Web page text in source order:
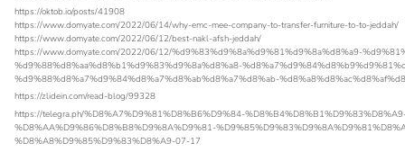
https://oktob.io/posts/41908
https://www.domyate.com/2022/06/14/why-emc-mee-company-to-transfer-furniture-to-to-jeddah/
https://www.domyate.com/2022/06/12/best-nakl-afsh-jeddah/
https://www.domyate.com/2022/06/12/%d9%83%d9%8a%d9%81%d9%8a%d8%a9-
%d9%88%d8%aa%d8%b1%d9%83%d9%8a%d8%a8-
%d9%88%d8%a7%d9%84%d8%a7%d8%ab%d8%a7%d8%ab-
https://zlidein.com/read-blog/99328
https://telegra.ph/%D8%A7%D9%81%D8%B6%D9%84-
%D8%AA%D9%86%D8%B8%D9%8A%D9%81-
%D8%A8%D9%85%D9%83%D8%A9-07-17